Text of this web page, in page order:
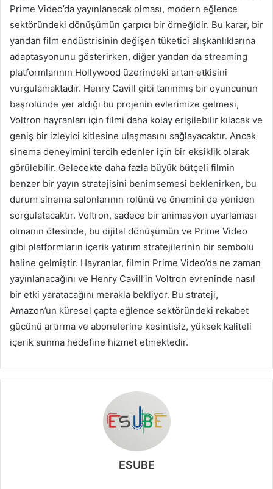
Prime Video’da yayınlanacak olması, modern eğlence
sektöründeki dönüşümün çarpıcı bir örneğidir. Bu karar, bir
yandan film endüstrisinin değişen tüketici alışkanlıklarına
adaptasyonunu gösterirken, diğer yandan da streaming
platformlarının Hollywood üzerindeki artan etkisini
vurgulamaktadır. Henry Cavill gibi tanınmış bir oyuncunun
başrolünde yer aldığı bu projenin evlerimize gelmesi,
Voltron hayranları için filmi daha kolay erişilebilir kılacak ve
geniş bir izleyici kitlesine ulaşmasını sağlayacaktır. Ancak
sinema deneyimini tercih edenler için bir eksiklik olarak
görülebilir. Gelecekte daha fazla büyük bütçeli filmin
benzer bir yayın stratejisini benimsemesi beklenirken, bu
durum sinema salonlarının rolünü ve önemini de yeniden
sorgulatacaktır. Voltron, sadece bir animasyon uyarlaması
olmanın ötesinde, bu dijital dönüşümün ve Prime Video
gibi platformların içerik yatırım stratejilerinin bir sembolü
haline gelmiştir. Hayranlar, filmin Prime Video’da ne zaman
yayınlanacağını ve Henry Cavill’in Voltron evreninde nasıl
bir etki yaratacağını merakla bekliyor. Bu strateji,
Amazon’un küresel çapta eğlence sektöründeki rekabet
gücünü artırma ve abonelerine kesintisiz, yüksek kaliteli
içerik sunma hedefine hizmet etmektedir.
ESUBE